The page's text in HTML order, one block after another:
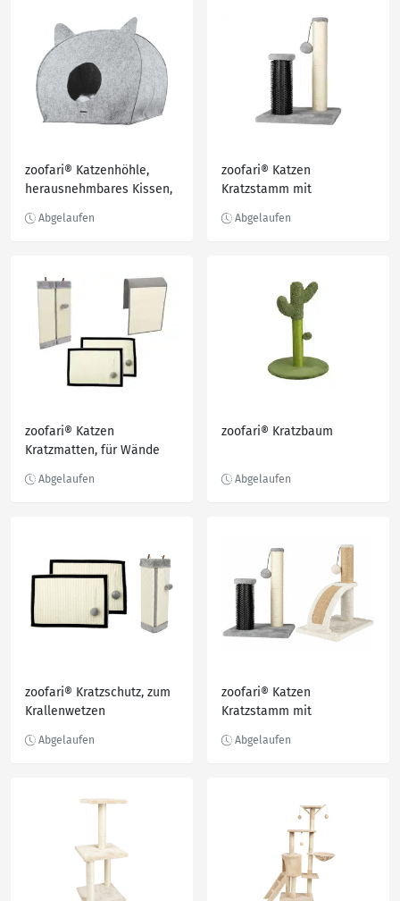
zoofari® Katzenhöhle,
herausnehmbares Kissen,
zoofari® Katzen
Kratzstamm mit
zoofari® Katzen
Kratzmatten, für Wände
zoofari® Kratzbaum
zoofari® Kratzschutz, zum
Krallenwetzen
zoofari® Katzen
Kratzstamm mit